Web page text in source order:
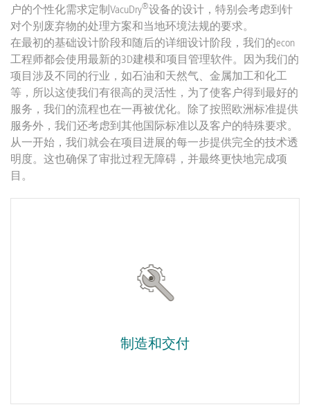
户的个性化需求定制VacuDry®设备的设计，特别会考虑到针
对个别废弃物的处理方案和当地环境法规的要求。
在最初的基础设计阶段和随后的详细设计阶段，我们的econ
工程师都会使用最新的3D建模和项目管理软件。因为我们的
项目涉及不同的行业，如石油和天然气、金属加工和化工
等，所以这使我们有很高的灵活性，为了使客户得到最好的
服务，我们的流程也在一再被优化。除了按照欧洲标准提供
服务外，我们还考虑到其他国际标准以及客户的特殊要求。
从一开始，我们就会在项目进展的每一步提供完全的技术透
明度。这也确保了审批过程无障碍，并最终更快地完成项
目。
制造和交付